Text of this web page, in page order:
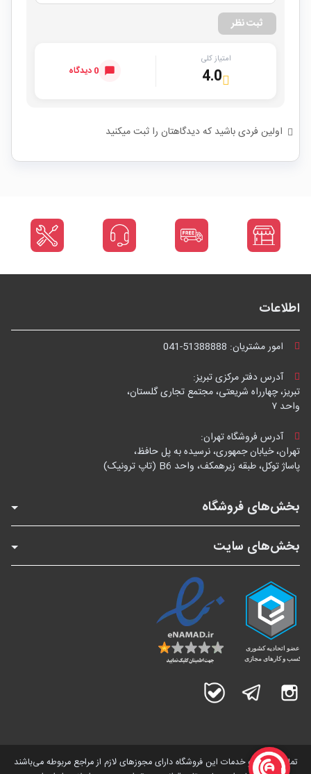
ثبت نظر
امتیاز کلی
4.0 0 دیدگاه
اولین فردی باشید که دیدگاهتان را ثبت میکنید
اطلاعات
امور مشتریان: 041-51388888
آدرس دفتر مرکزی تبریز:
تبریز، چهارراه شریعتی، مجتمع تجاری گلستان،
واحد ۷
آدرس فروشگاه تهران:
تهران، خیابان جمهوری، نرسیده به پل حافظ،
پاساژ توکل، طبقه زیرهمکف، واحد B6 (تاپ ترونیک)
بخش‌های فروشگاه
بخش‌های سایت
اینستاگرام تلگرام
تمامی کالاها و خدمات این فروشگاه دارای مجوز‌های لازم از مراجع مربوطه می‌باشند